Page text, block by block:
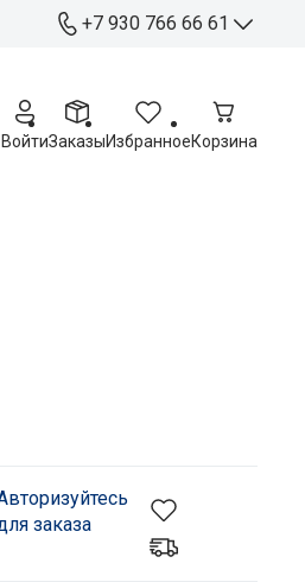
+7 930 766 66 61
Отдел продаж
+ 7 920 263 76 54
ВойтиЗаказыИзбранноеКорзина
заказа